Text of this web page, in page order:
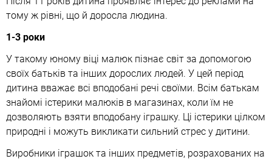
тому ж рівні, що й доросла людина.
1-3 роки
У такому юному віці малюк пізнає світ за допомогою
своїх батьків та інших дорослих людей. У цей період
дитина вважає всі вподобані речі своїми. Всім батькам
знайомі істерики малюків в магазинах, коли їм не
дозволяють взяти вподобану іграшку. Ці істерики цілком
природні і можуть викликати сильний стрес у дитини.
Виробники іграшок та інших предметів, розрахованих на